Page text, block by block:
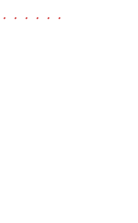
・・・・・